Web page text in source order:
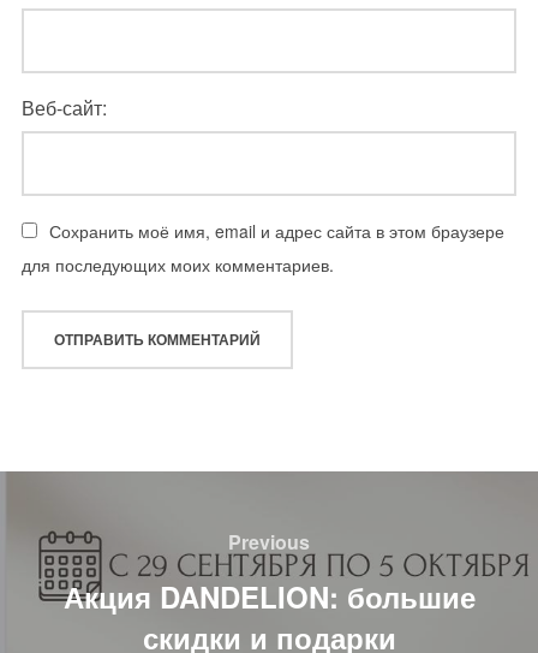
Веб-сайт:
Сохранить моё имя, email и адрес сайта в этом браузере
для последующих моих комментариев.
по
записям
Previous
Previous
Акция DANDELION: большие
скидки и подарки